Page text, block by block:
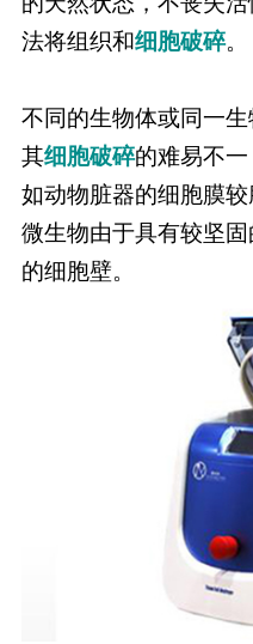
法将组织和细胞破碎。
不同的生物体或同一
其细胞破碎的难易不一
如动物脏器的细胞膜
微生物由于具有较坚
的细胞壁。